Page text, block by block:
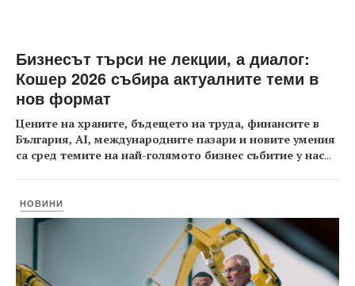
Бизнесът търси не лекции, а диалог:
Кошер 2026 събира актуалните теми в
нов формат
Цените на храните, бъдещето на труда, финансите в
България, AI, международните пазари и новите умения
са сред темите на най-голямото бизнес събитие у нас...
НОВИНИ